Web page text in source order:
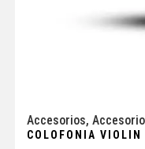
Accesorios,
COLOFONIA